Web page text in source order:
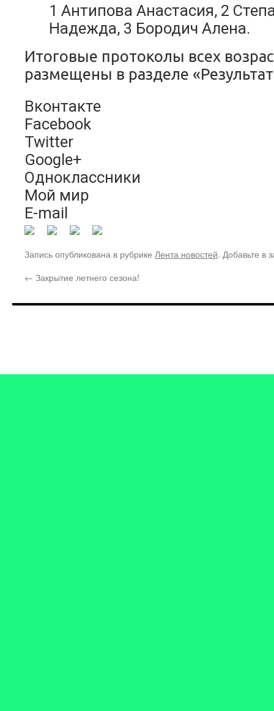
1 Антипова Анастасия, 2
Надежда, 3 Бородич Алена.
Итоговые протоколы всех
размещены в разделе
Вконтакте
Facebook
Twitter
Google+
Одноклассники
Мой мир
E-mail
Запись опубликована в рубрике Лента новостей. Добавьте в
← Закрытие летнего сезона!